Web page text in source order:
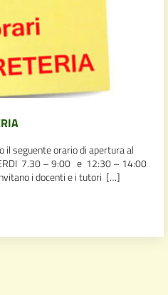
seguente orario di apertura al
7.30 – 9:00 e 12:30 – 14:00
i docenti e i tutori […]